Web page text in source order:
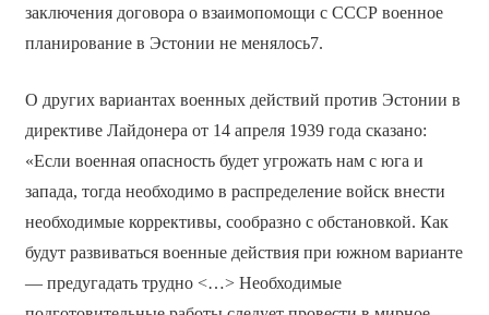
заключения договора о взаимопомощи с СССР военное
планирование в Эстонии не менялось7.
О других вариантах военных действий против Эстонии в
директиве Лайдонера от 14 апреля 1939 года сказано:
«Если военная опасность будет угрожать нам с юга и
запада, тогда необходимо в распределение войск внести
необходимые коррективы, сообразно с обстановкой. Как
будут развиваться военные действия при южном варианте
— предугадать трудно <…> Необходимые